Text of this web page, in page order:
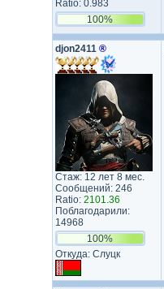
Ratio: 0.983
100%
djon2411 ®
Стаж: 12 лет 8 мес.
Сообщений: 246
Ratio: 2101.36
Поблагодарили:
14968
100%
Откуда: Слуцк